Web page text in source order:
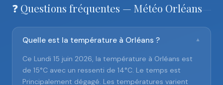
❓ Questions fréquentes — Météo Orléans
Quelle est la température à Orléans ? ▼
Ce Lundi 15 juin 2026, la température à Orléans est
de 15°C avec un ressenti de 14°C. Le temps est
Principalement dégagé. Les températures varient